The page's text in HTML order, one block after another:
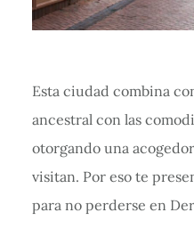
Esta ciudad combina
ancestral con las
otorgando una
visitan. Por eso te
para no perderse en